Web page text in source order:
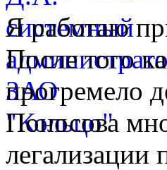
Я работаю
После того
прогремело
Поносова
легализации